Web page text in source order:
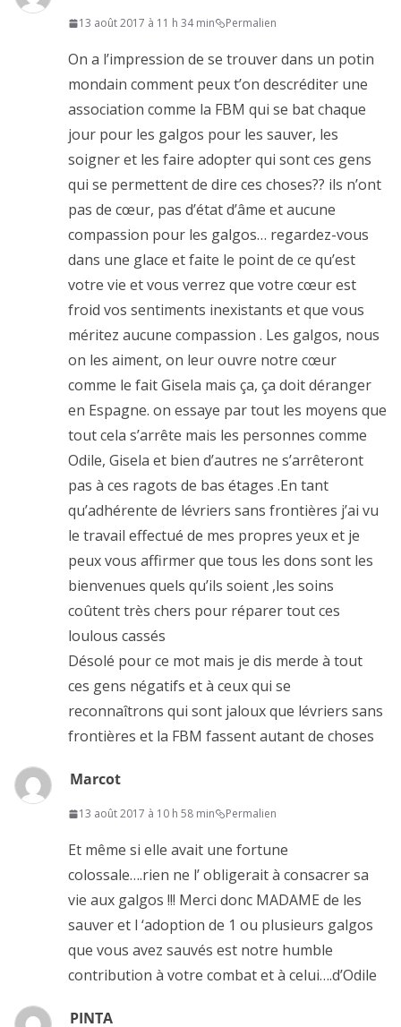
13 août 2017 à 11 h 34 min Permalien
On a l’impression de se trouver dans un potin
mondain comment peux t’on descréditer une
association comme la FBM qui se bat chaque
jour pour les galgos pour les sauver, les
soigner et les faire adopter qui sont ces gens
qui se permettent de dire ces choses?? ils n’ont
pas de cœur, pas d’état d’âme et aucune
compassion pour les galgos… regardez-vous
dans une glace et faite le point de ce qu’est
votre vie et vous verrez que votre cœur est
froid vos sentiments inexistants et que vous
méritez aucune compassion . Les galgos, nous
on les aiment, on leur ouvre notre cœur
comme le fait Gisela mais ça, ça doit déranger
en Espagne. on essaye par tout les moyens que
tout cela s’arrête mais les personnes comme
Odile, Gisela et bien d’autres ne s’arrêteront
pas à ces ragots de bas étages .En tant
qu’adhérente de lévriers sans frontières j’ai vu
le travail effectué de mes propres yeux et je
peux vous affirmer que tous les dons sont les
bienvenues quels qu’ils soient ,les soins
coûtent très chers pour réparer tout ces
loulous cassés
Désolé pour ce mot mais je dis merde à tout
ces gens négatifs et à ceux qui se
reconnaîtrons qui sont jaloux que lévriers sans
frontières et la FBM fassent autant de choses
Marcot
13 août 2017 à 10 h 58 min Permalien
Et même si elle avait une fortune
colossale….rien ne l’ obligerait à consacrer sa
vie aux galgos !!! Merci donc MADAME de les
sauver et l ‘adoption de 1 ou plusieurs galgos
que vous avez sauvés est notre humble
contribution à votre combat et à celui….d’Odile
PINTA